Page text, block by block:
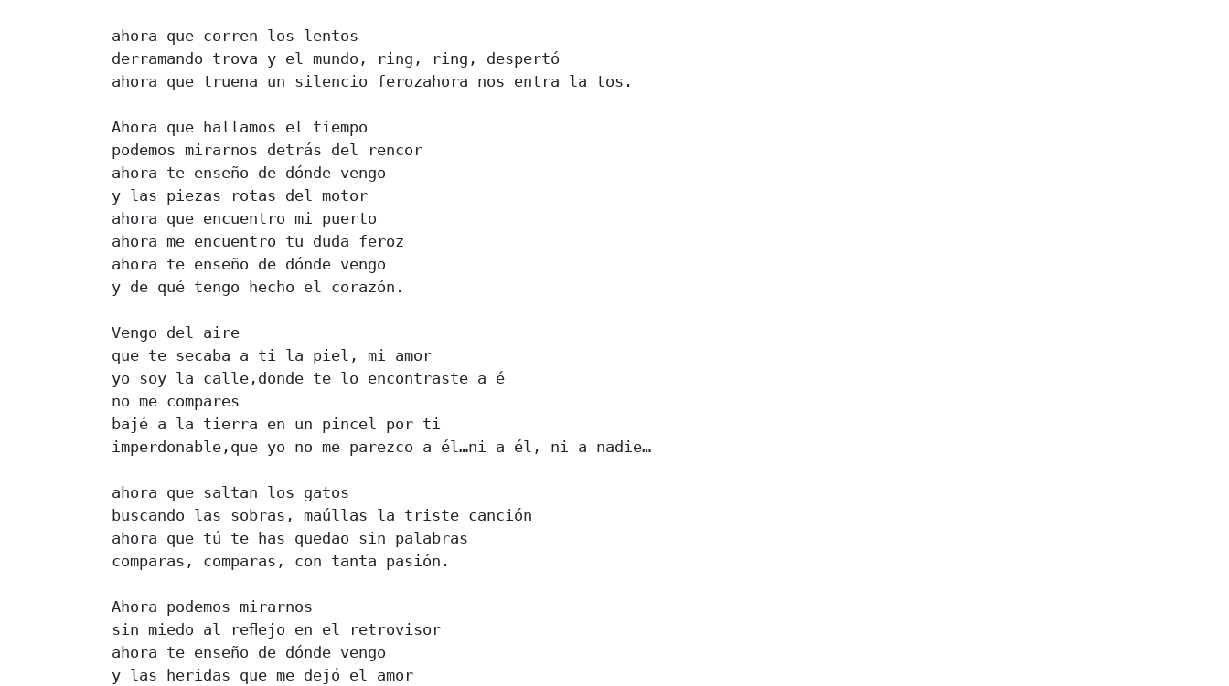
ahora que corren los lentos
derramando trova y el mundo, ring, ring, despertó
ahora que truena un silencio ferozahora nos entra la tos.
Ahora que hallamos el tiempo
podemos mirarnos detrás del rencor
ahora te enseño de dónde vengo
y las piezas rotas del motor
ahora que encuentro mi puerto
ahora me encuentro tu duda feroz
ahora te enseño de dónde vengo
y de qué tengo hecho el corazón.
Vengo del aire
que te secaba a ti la piel, mi amor
yo soy la calle,donde te lo encontraste a é
no me compares
bajé a la tierra en un pincel por ti
imperdonable,que yo no me parezco a él…ni a él, ni a nadie…
ahora que saltan los gatos
buscando las sobras, maúllas la triste canción
ahora que tú te has quedao sin palabras
comparas, comparas, con tanta pasión.
Ahora podemos mirarnos
sin miedo al reﬂejo en el retrovisor
ahora te enseño de dónde vengo
y las heridas que me dejó el amor